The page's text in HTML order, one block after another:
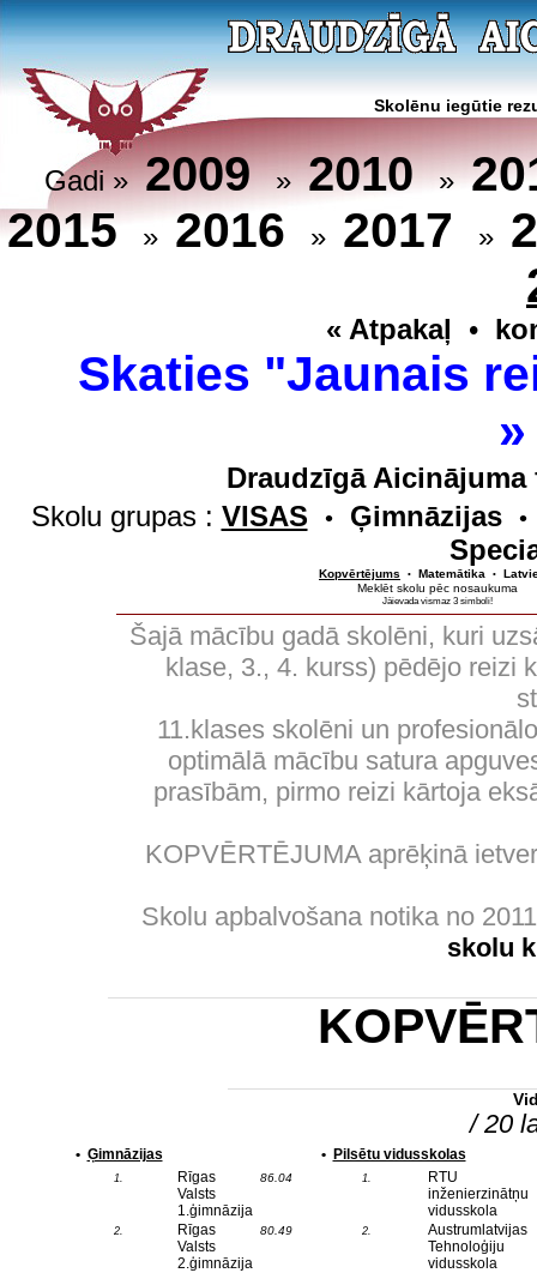
Skolēnu iegūtie
Gadi »2009 »2010 »
2015
» 2016 » 2017 »
« Atpakaļ •
Skaties "Jaunais
Draudzīgā
Skolu grupas : VISAS • Ģimnāzijas •
Kopvērtējums • Matemātika •
Meklēt skolu pēc nosaukuma
Jāievada vismaz 3 simboli!
Šajā mācību gadā skolēni, kuri
klase, 3., 4. kurss) pēdējo reizi
11.klases skolēni un
optimālā mācību satura
prasībām, pirmo reizi kārtoja
KOPVĒRTĒJUMA aprēķinā
Skolu apbalvošana notika no
skolu
/ 20
• Ģimnāzijas
1.
Rīgas
Valsts
1.ģimnāzija
86.04
2.
Rīgas
Valsts
2.ģimnāzija
80.49
• Pilsētu vidusskolas
1.
RTU
inženierzinātņu
vidusskola
2.
Austrumlatvijas
Tehnoloģiju
vidusskola